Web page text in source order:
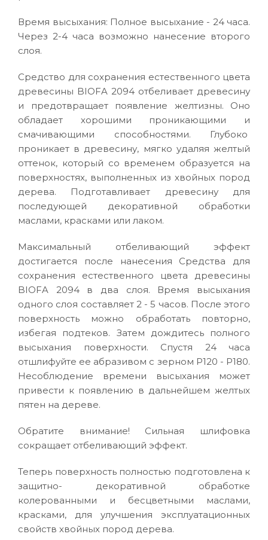
Время высыхания: Полное высыхание - 24 часа.
Через 2-4 часа возможно нанесение второго
слоя.
Средство для сохранения естественного цвета
древесины BIOFA 2094 отбеливает древесину
и предотвращает появление желтизны. Оно
обладает хорошими проникающими и
смачивающими способностями. Глубоко
проникает в древесину, мягко удаляя желтый
оттенок, который со временем образуется на
поверхностях, выполненных из хвойных пород
дерева. Подготавливает древесину для
последующей декоративной обработки
маслами, красками или лаком.
Максимальный отбеливающий эффект
достигается после нанесения Средства для
сохранения естественного цвета древесины
BIOFA 2094 в два слоя. Время высыхания
одного слоя составляет 2 - 5 часов. После этого
поверхность можно обработать повторно,
избегая подтеков. Затем дождитесь полного
высыхания поверхности. Спустя 24 часа
отшлифуйте ее абразивом с зерном Р120 - Р180.
Несоблюдение времени высыхания может
привести к появлению в дальнейшем желтых
пятен на дереве.
Обратите внимание! Сильная шлифовка
сокращает отбеливающий эффект.
Теперь поверхность полностью подготовлена к
защитно- декоративной обработке
колерованными и бесцветными маслами,
красками, для улучшения эксплуатационных
свойств хвойных пород дерева.